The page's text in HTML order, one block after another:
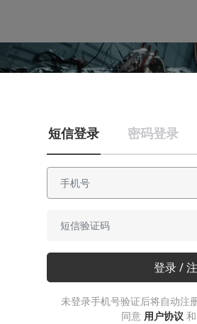
短信登录 密码登录
登录 /
未登录手机号验证后将自动注
同意 用户协议 和